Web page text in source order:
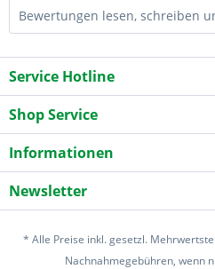
Bewertungen lesen, schreiben
Service Hotline
Shop Service
Informationen
Newsletter
* Alle Preise inkl. gesetzl.
Nachnahmegebühren, wenn